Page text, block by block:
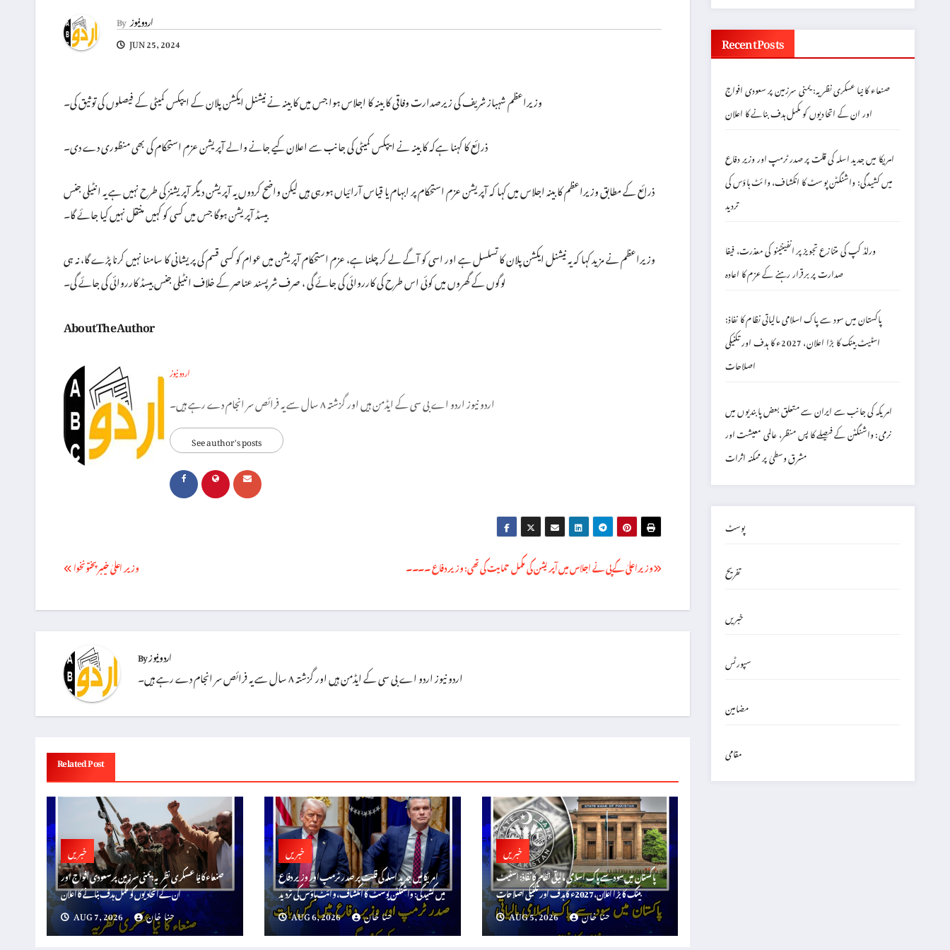
Byاردو نیوز
JUN 25, 2024
وزیراعظم شہباز شریف کی زیرصدارت وفاقی کابینہ کا اجلاس ہوا جس میں کابینہ نے نیشنل ایکشن پلان کے ایپکس کمیٹی کے فیصلوں کی توثیق کی۔
ذرائع کا کہنا ہےکہ کابینہ نے ایپکس کمیٹی کی جانب سے اعلان کیے جانے والے آپریشن عزم استحکام کی بھی منظوری دے دی۔
ذرائع کے مطابق وزیراعظم کابینہ اجلاس میں کہا کہ آپریشن عزم استحکام پر ابہام یا قیاس آرائیاں ہورہی ہیں لیکن واضح کردوں یہ آپریشن دیگر آپریشنز کی طرح نہیں ہے یہ انٹیلی جنس
بیسڈ آپریشن ہوگا جس میں کسی کو کہیں منتقل نہیں کیا جائے گا۔
وزیراعظم نے مزید کہا کہ یہ نیشنل ایکشن پلان کا تسلسل ہے اور اسی کو آگے لے کر چلنا ہے، عزم استحکام آپریشن میں عوام کو کسی قسم کی پریشانی کا سامنا نہیں کرنا پڑے گا، نہ ہی
لوگوں کے گھروں میں کوئی اس طرح کی کارروائی کی جائے گی ، صرف شر پسند عناصر کے خلاف انٹیلی جنس بیسڈ کارروائی کی جائے گی۔
About The Author
اردو نیوز
اردو نیوز اردو اے بی سی کے ایڈمن ہیں اور گزشتہ ۸ سال سے یہ فرائص سر انجام دے رہے ہیں۔
See author's posts
Post
وزیراعلیٰ کے پی نے اجلاس میں آپریشن کی مکمل حمایت کی تھی: وزیر دفاع ۔۔۔۔ وزیر اعلیٰ خیبر پختونخوا
Byاردو نیوز
اردو نیوز اردو اے بی سی کے ایڈمن ہیں اور گزشتہ ۸ سال سے یہ فرائص سر انجام دے رہے ہیں۔
Related Post
خبریں
صنعاء کا نیا عسکری نظریہ: یمنی سرزمین پر سعودی افواج اور
ان کے اتحادیوں کو مکمل ہدف بنانے کا اعلان
AUG 7, 2026
حنا خان
خبریں
امریکا میں جدید اسلہ کی قلت پر صدر ٹرمپ اور وزیر دفاع
میں کشیدگی: واشنگٹن پوسٹ کا انکشاف، وائٹ ہاؤس کی تردید
AUG 6, 2026
حنا خان
خبریں
پاکستان میں سود سے پاک اسلامی مالیاتی نظام کا نفاذ: اسٹیٹ
بینک کا بڑا اعلان، 2027ء کا ہدف اور تکنیکی اصلاحات
AUG 5, 2026
حنا خان
Recent Posts
صنعاء کا نیا عسکری نظریہ: یمنی سرزمین پر سعودی افواج
اور ان کے اتحادیوں کو مکمل ہدف بنانے کا اعلان
امریکا میں جدید اسلہ کی قلت پر صدر ٹرمپ اور وزیر دفاع
میں کشیدگی: واشنگٹن پوسٹ کا انکشاف، وائٹ ہاؤس کی
تردید
ورلڈ کپ کی متنازع تجویز پر انفینٹینو کی معذرت، فیفا
صدارت پر برقرار رہنے کے عزم کا اعادہ
پاکستان میں سود سے پاک اسلامی مالیاتی نظام کا نفاذ:
اسٹیٹ بینک کا بڑا اعلان، 2027ء کا ہدف اور تکنیکی
اصلاحات
امریکہ کی جانب سے ایران سے متعلق بعض پابندیوں میں
نرمی: واشنگٹن کے فیصلے کا پس منظر، عالمی معیشت اور
مشرق وسطیٰ پر ممکنہ اثرات
پوسٹ
تفریح
خبریں
سپورٹس
مضامین
مقامی